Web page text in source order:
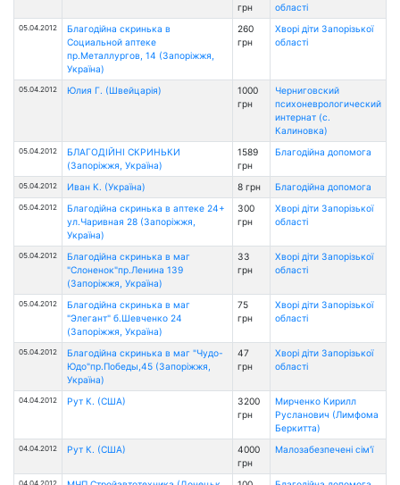
грн
області
05.04.2012
Благодійна скринька в
Социальной аптеке
пр.Металлургов, 14 (Запоріжжя,
Україна)
260
грн
Хворі діти Запорізької
області
05.04.2012 Юлия Г. (Швейцарія)
1000
грн
Черниговский
психоневрологический
интернат (с.
Калиновка)
05.04.2012
БЛАГОДІЙНІ СКРИНЬКИ
(Запоріжжя, Україна)
1589
грн
Благодійна допомога
05.04.2012 Иван К. (Україна) 8 грн Благодійна допомога
05.04.2012
Благодійна скринька в аптеке 24+
ул.Чаривная 28 (Запоріжжя,
Україна)
300
грн
Хворі діти Запорізької
області
05.04.2012
Благодійна скринька в маг
"Слоненок"пр.Ленина 139
(Запоріжжя, Україна)
33
грн
Хворі діти Запорізької
області
05.04.2012
Благодійна скринька в маг
"Элегант" б.Шевченко 24
(Запоріжжя, Україна)
75
грн
Хворі діти Запорізької
області
05.04.2012
Благодійна скринька в маг "Чудо-
Юдо"пр.Победы,45 (Запоріжжя,
Україна)
47
грн
Хворі діти Запорізької
області
04.04.2012 Рут К. (США)
3200
грн
Мирченко Кирилл
Русланович (Лимфома
Беркитта)
04.04.2012 Рут К. (США)
4000
грн
Малозабезпечені сім'ї
04.04.2012